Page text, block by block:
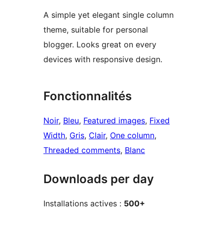
A simple yet elegant single column
theme, suitable for personal
blogger. Looks great on every
devices with responsive design.
Fonctionnalités
Noir, Bleu, Featured images, Fixed
Width, Gris, Clair, One column
Threaded comments, Blanc
Downloads per day
Installations actives : 500+